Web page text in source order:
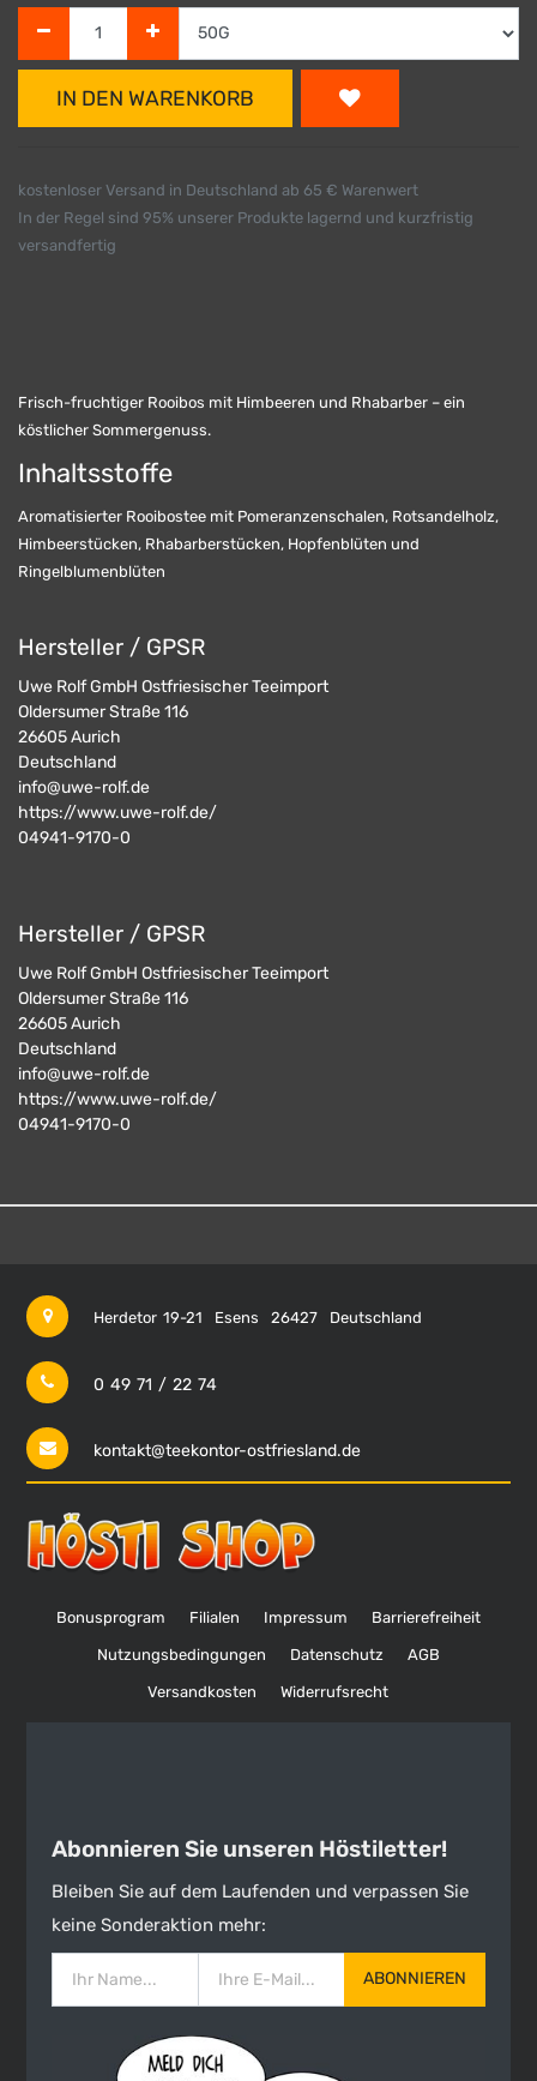
IN DEN WARENKORB
kostenloser Versand in Deutschland ab 65 € Warenwert
In der Regel sind 95% unserer Produkte lagernd und kurzfristig
versandfertig
Frisch-fruchtiger Rooibos mit Himbeeren und Rhabarber – ein
köstlicher Sommergenuss.
Inhaltsstoffe
Aromatisierter Rooibostee mit Pomeranzenschalen, Rotsandelholz,
Himbeerstücken, Rhabarberstücken, Hopfenblüten und
Ringelblumenblüten
Hersteller / GPSR
Uwe Rolf GmbH Ostfriesischer Teeimport
Oldersumer Straße 116
26605Aurich
Deutschland
info@uwe-rolf.de
https://www.uwe-rolf.de/
04941-9170-0
Hersteller / GPSR
Uwe Rolf GmbH Ostfriesischer Teeimport
Oldersumer Straße 116
26605Aurich
Deutschland
info@uwe-rolf.de
https://www.uwe-rolf.de/
04941-9170-0
Herdetor 19-21 Esens 26427 Deutschland
0 49 71 / 22 74
kontakt@teekontor-ostfriesland.de
Bonusprogram Filialen Impressum Barrierefreiheit
Nutzungsbedingungen Datenschutz AGB
Versandkosten Widerrufsrecht
Abonnieren Sie unseren Höstiletter!
Bleiben Sie auf dem Laufenden und verpassen Sie
keine Sonderaktion mehr:
ABONNIEREN